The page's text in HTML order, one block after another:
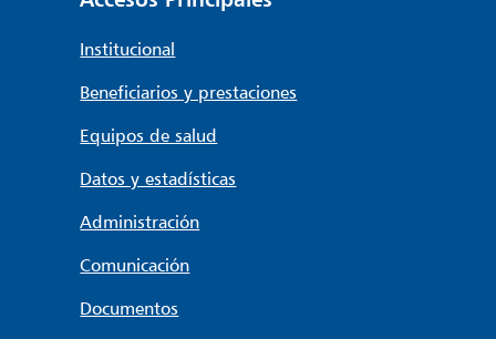
Institucional
Beneficiarios y prestaciones
Equipos de salud
Datos y estadísticas
Administración
Comunicación
Documentos